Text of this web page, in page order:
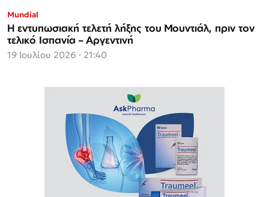
Mundial
Η εντυπωσιακή τελετή λήξης του Μουντιάλ, πριν τον
τελικό Ισπανία – Αργεντινή
19 Ιουλίου 2026 · 21:40